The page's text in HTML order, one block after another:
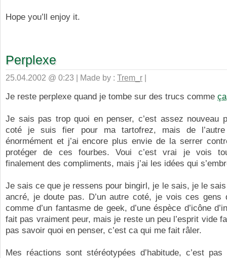
Hope you’ll enjoy it.
Perplexe
25.04.2002 @ 0:23 | Made by : Trem_r |
Je reste perplexe quand je tombe sur des trucs comme ça
Je sais pas trop quoi en penser, c’est assez nouveau
coté je suis fier pour ma tartofrez, mais de
énormément et j’ai encore plus envie de la serrer
protéger de ces fourbes. Voui c’est vrai je vois
finalement des compliments, mais j’ai les idées qui
Je sais ce que je ressens pour bingirl, je le sais, je le sais
ancré, je doute pas. D’un autre coté, je vois ces gens
comme d’un fantasme de geek, d’une éspèce d’icône
fait pas vraiment peur, mais je reste un peu l’esprit vide
pas savoir quoi en penser, c’est ca qui me fait râler.
Mes réactions sont stéréotypées d’habitude, c’est pas